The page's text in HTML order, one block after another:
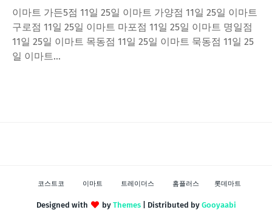
이마트 가든5점 11일 25일 이마트 가양점 11일 25일 이마트
구로점 11일 25일 이마트 마포점 11일 25일 이마트 명일점
11일 25일 이마트 목동점 11일 25일 이마트 묵동점 11일 25
일 이마트…
코스트코 이마트 트레이더스 홈플러스 롯데마트
Designed with by Themes| Distributed by Gooyaabi